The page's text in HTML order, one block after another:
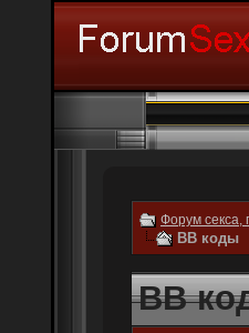
Форум секса,
BB коды
BB